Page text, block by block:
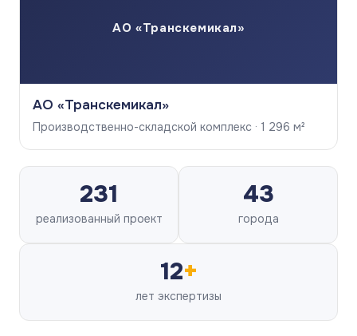
АО «Транскемикал»
АО «Транскемикал»
Производственно-складской комплекс · 1 296 м²
231
реализованный проект
43
города
12+
лет экспертизы